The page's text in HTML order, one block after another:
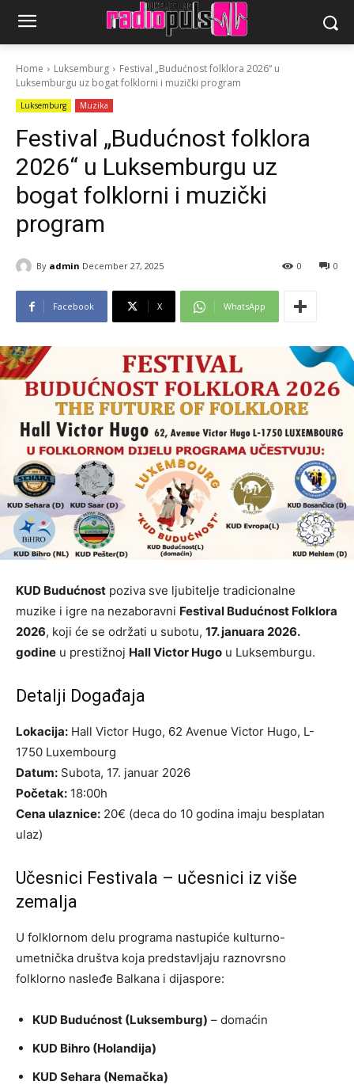
Home Luksemburg
Festival „Budućnost folklora 2026“ u
Luksemburgu uz bogat folklorni i muzički program
Luksemburg Muzika
Festival „Budućnost folklora
2026“ u Luksemburgu uz
bogat folklorni i muzički
program
By admin December 27, 2025 0
0
Facebook X WhatsApp
KUD Budućnost poziva sve ljubitelje tradicionalne
muzike i igre na nezaboravni Festival Budućnost Folklora
2026, koji će se održati u subotu, 17. januara 2026.
godine u prestižnoj Hall Victor Hugo u Luksemburgu.
Detalji Događaja
Lokacija: Hall Victor Hugo, 62 Avenue Victor Hugo, L-
1750 Luxembourg
Datum: Subota, 17. januar 2026
Početak: 18:00h
Cena ulaznice: 20€ (deca do 10 godina imaju besplatan
ulaz)
Učesnici Festivala – učesnici iz više
zemalja
U folklornom delu programa nastupiće kulturno-
umetnička društva koja predstavljaju raznovrsno
folklorno nasleđe Balkana i dijaspore:
KUD Budućnost (Luksemburg) – domaćin
KUD Bihro (Holandija)
KUD Sehara (Nemačka)